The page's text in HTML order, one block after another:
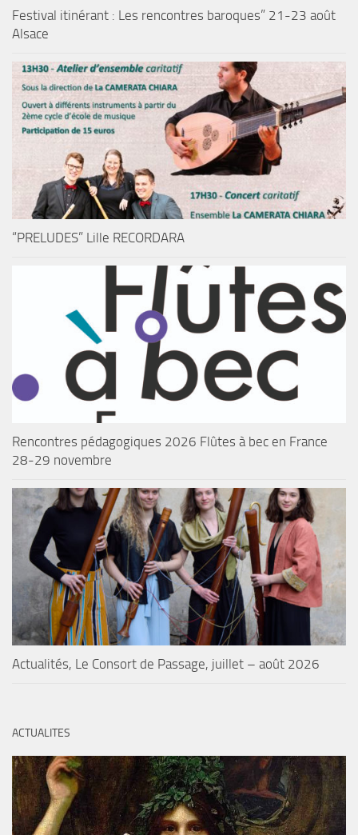
Festival itinérant : Les rencontres baroques” 21-23 août
Alsace
“PRELUDES” Lille RECORDARA
Rencontres pédagogiques 2026 Flûtes à bec en France
28-29 novembre
Actualités, Le Consort de Passage, juillet – août 2026
ACTUALITES